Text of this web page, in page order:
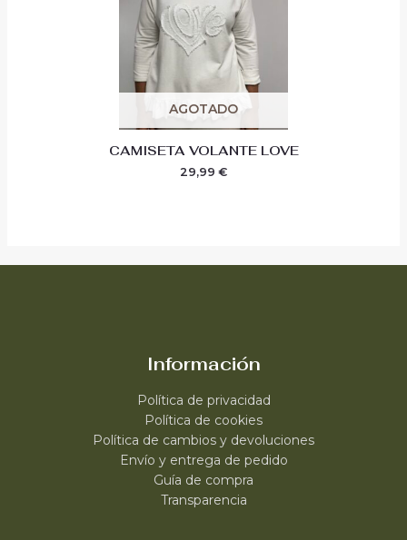
AGOTADO
CAMISETA VOLANTE LOVE
29,99 €
Información
Política de privacidad
Política de cookies
Política de cambios y devoluciones
Envío y entrega de pedido
Guía de compra
Transparencia